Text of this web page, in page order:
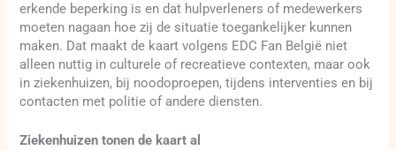
erkende beperking is en dat hulpverleners of medewerkers
moeten nagaan hoe zij de situatie toegankelijker kunnen
maken. Dat maakt de kaart volgens EDC Fan België niet
alleen nuttig in culturele of recreatieve contexten, maar ook
in ziekenhuizen, bij noodoproepen, tijdens interventies en bij
contacten met politie of andere diensten.
Ziekenhuizen tonen de kaart al